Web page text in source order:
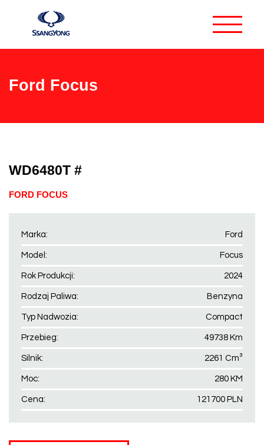
Ford Focus
WD6480T #
FORD FOCUS
Marka: Ford
Model: Focus
Rok Produkcji: 2024
Rodzaj Paliwa: Benzyna
Typ Nadwozia: Compact
Przebieg: 49738 Km
Silnik: 2261 Cm³
Moc: 280 KM
Cena: 121700 PLN